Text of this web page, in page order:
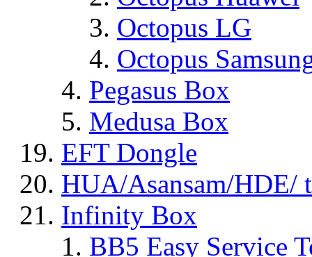
Octopus LG
Octopus
Pegasus Box
Medusa Box
EFT Dongle
HUA/Asansam/HDE/
Infinity Box
BB5 Easy Service